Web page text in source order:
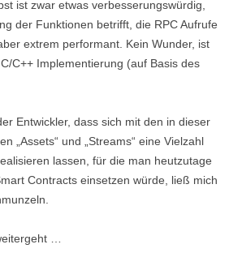
ist zwar etwas verbesserungswürdig,
der Funktionen betrifft, die RPC Aufrufe
extrem performant. Kein Wunder, ist
C++ Implementierung (auf Basis des
Entwickler, dass sich mit den in dieser
„Assets“ und „Streams“ eine Vielzahl
lassen, für die man heutzutage
Contracts einsetzen würde, ließ mich
…